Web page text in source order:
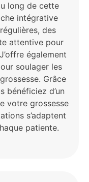
long de cette
intégrative
des
attentive pour
également
soulager les
Grâce
bénéficiez d’un
votre grossesse
s’adaptent
patiente.